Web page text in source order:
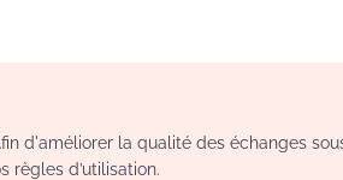
d'améliorer la qualité des échanges
règles d’utilisation.